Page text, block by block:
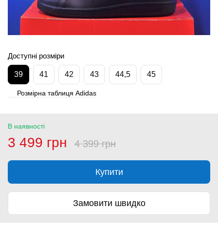
Доступні розміри
39 41 42 43 44,5 45
Розмірна таблиця Adidas
В наявності
3 499 грн 4 399 грн
Купити
Замовити швидко